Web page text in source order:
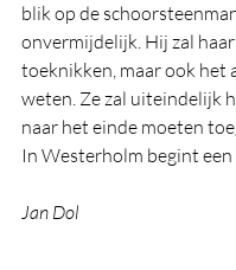
blik op de
onvermijdelijk. Hij zal
toeknikken, maar ook het
weten. Ze zal uiteindelijk
naar het einde moeten
In Westerholm begint
Jan Dol